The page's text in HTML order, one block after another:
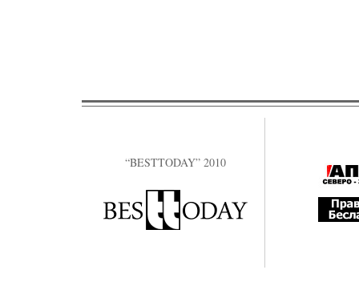
“BESTTODAY” 2010